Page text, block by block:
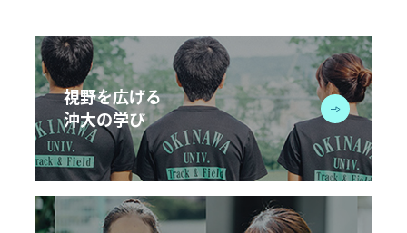
視野を広げる
沖大の学び